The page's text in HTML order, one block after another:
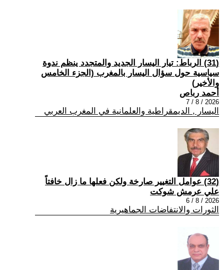
(31) الرباط: تيار اليسار الجديد والمتجدد ينظم ندوة
سياسية حول سؤال اليسار بالمغرب (الجزء الخامس
والأخير)
أحمد رباص
2026 / 8 / 7
اليسار , الديمقراطية والعلمانية في المغرب العربي
(32) عوامل التغيير صارخة ولكن فعلها ما زال خافتاً
علي عرمش شوكت
2026 / 8 / 6
الثورات والانتفاضات الجماهيرية